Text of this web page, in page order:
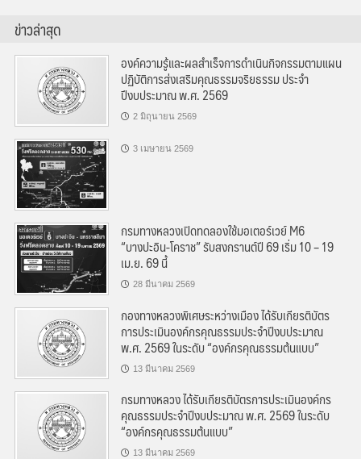
ข่าวล่าสุด
องค์ความรู้และผลสำเร็จการดำเนินกิจกรรมตามแผน
ปฏิบัติการส่งเสริมคุณธรรมจริยธรรม ประจำ
ปีงบประมาณ พ.ศ. 2569
2 มิถุนายน 2569
3 เมษายน 2569
กรมทางหลวงเปิดทดลองใช้มอเตอร์เวย์ M6
“บางปะอิน-โคราช” รับสงกรานต์ปี 69 เริ่ม 10 – 19
เม.ย. 69 นี้
28 มีนาคม 2569
กองทางหลวงพิเศษระหว่างเมือง ได้รับเกียรติบัตร
การประเมินองค์กรคุณธรรมประจำปีงบประมาณ
พ.ศ. 2569 ในระดับ “องค์กรคุณธรรมต้นแบบ”
13 มีนาคม 2569
กรมทางหลวง ได้รับเกียรติบัตรการประเมินองค์กร
คุณธรรมประจำปีงบประมาณ พ.ศ. 2569 ในระดับ
“องค์กรคุณธรรมต้นแบบ”
13 มีนาคม 2569